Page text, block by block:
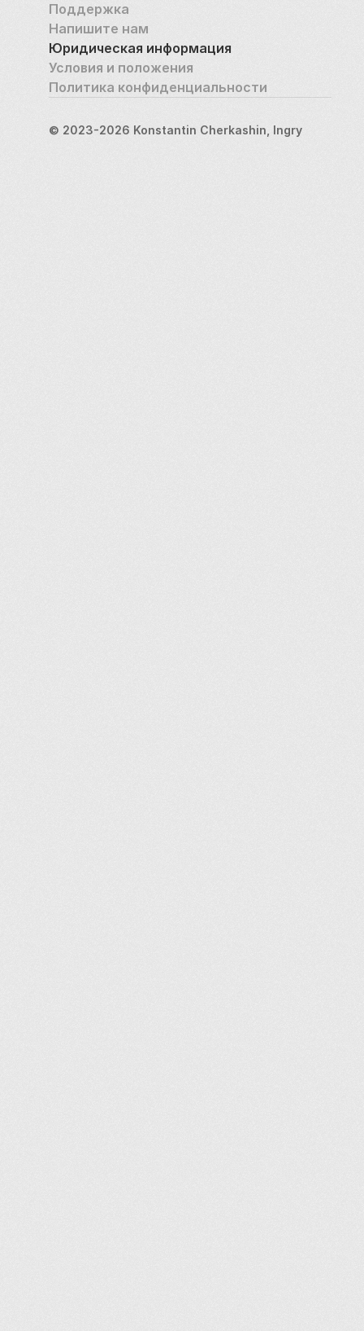
Поддержка
Напишите нам
Юридическая информация
Условия и положения
Политика конфиденциальности
© 2023-2026 Konstantin Cherkashin, Ingry